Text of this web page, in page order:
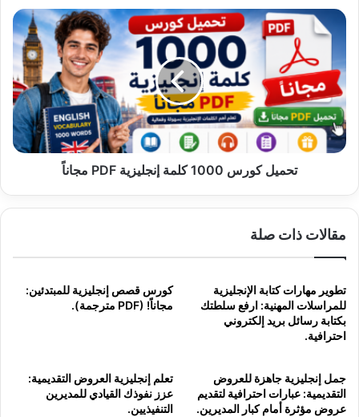
تحميل
كورس
كلمة
إنجليزية
PDF
مجاناً
تحميل كورس 1000 كلمة إنجليزية PDF مجاناً
مقالات ذات صلة
تطوير مهارات كتابة الإنجليزية
للمراسلات المهنية: ارفع سلطتك
بكتابة رسائل بريد إلكتروني
احترافية.
كورس قصص إنجليزية للمبتدئين:
مجاناً! (PDF مترجمة).
جمل إنجليزية جاهزة للعروض
التقديمية: عبارات احترافية لتقديم
عروض مؤثرة أمام كبار المديرين.
تعلم إنجليزية العروض التقديمية:
عزز نفوذك القيادي للمديرين
التنفيذيين.